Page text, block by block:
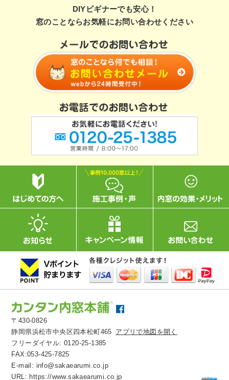
DIYビギナーでも安心！
窓のことならお気軽にお問い合わせください
〒430-0826
静岡県浜松市中央区四本松町465 アプリで地図を開く
フリーダイヤル:0120-25-1385
FAX:053-425-7825
E-mail: info@sakaearumi.co.jp
URL: https://www.sakaearumi.co.jp